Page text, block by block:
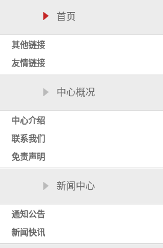
首页
其他链接
友情链接
中心概况
中心介绍
联系我们
免责声明
新闻中心
通知公告
新闻快讯